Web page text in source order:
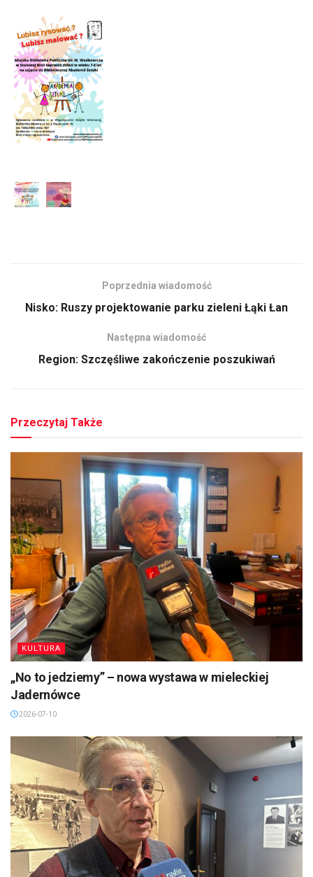
Poprzednia wiadomość
Nisko: Ruszy projektowanie parku zieleni Łąki Łan
Następna wiadomość
Region: Szczęśliwe zakończenie poszukiwań
Przeczytaj Także
KULTURA
„No to jedziemy” – nowa wystawa w mieleckiej
Jadernówce
2026-07-10